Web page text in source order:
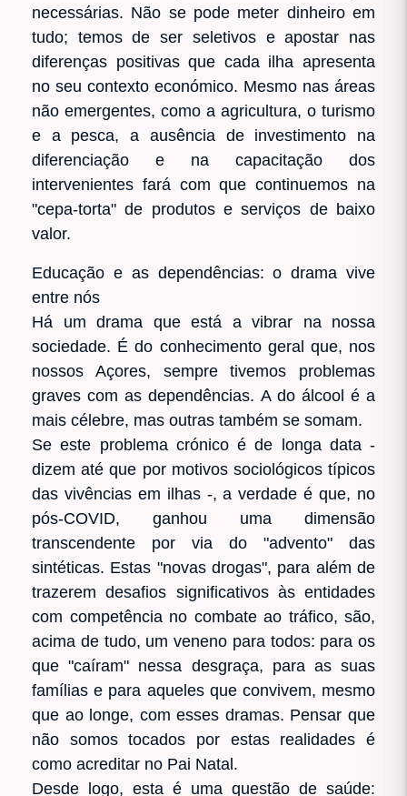
necessárias. Não se pode meter dinheiro em
tudo; temos de ser seletivos e apostar nas
diferenças positivas que cada ilha apresenta
no seu contexto económico. Mesmo nas áreas
não emergentes, como a agricultura, o turismo
e a pesca, a ausência de investimento na
diferenciação e na capacitação dos
intervenientes fará com que continuemos na
"cepa-torta" de produtos e serviços de baixo
valor.
Educação e as dependências: o drama vive
entre nós
Há um drama que está a vibrar na nossa
sociedade. É do conhecimento geral que, nos
nossos Açores, sempre tivemos problemas
graves com as dependências. A do álcool é a
mais célebre, mas outras também se somam.
Se este problema crónico é de longa data -
dizem até que por motivos sociológicos típicos
das vivências em ilhas -, a verdade é que, no
pós-COVID, ganhou uma dimensão
transcendente por via do "advento" das
sintéticas. Estas "novas drogas", para além de
trazerem desafios significativos às entidades
com competência no combate ao tráfico, são,
acima de tudo, um veneno para todos: para os
que "caíram" nessa desgraça, para as suas
famílias e para aqueles que convivem, mesmo
que ao longe, com esses dramas. Pensar que
não somos tocados por estas realidades é
como acreditar no Pai Natal.
Desde logo, esta é uma questão de saúde: